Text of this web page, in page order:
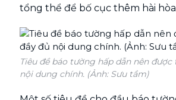
tổng thể để bố cục thêm hài hòa
Tiêu đề báo tường hấp dẫn nên
nội dung chính. (Ảnh: Sưu tầm)